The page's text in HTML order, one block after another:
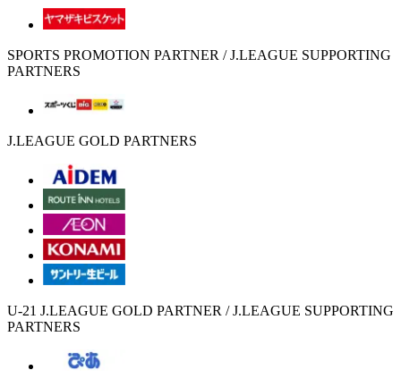
SPORTS PROMOTION PARTNER / J.LEAGUE SUPPORTING
PARTNERS
J.LEAGUE GOLD PARTNERS
U-21 J.LEAGUE GOLD PARTNER / J.LEAGUE SUPPORTING
PARTNERS